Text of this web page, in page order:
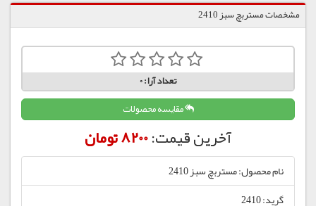
مشخصات مستربچ سبز 2410
تعداد آرا:0
مقایسه محصولات
آخرین قیمت:8200 تومان
نام محصول: مستربچ سبز 2410
گرید: 2410